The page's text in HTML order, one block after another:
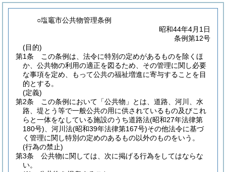
○塩竈市公共物管理条例
昭和44年4月1日
条例第12号
(目的)
第1条
この条例は、法令に特別の定めがあるものを除くほ
か、公共物の利用の適正を図るため、その管理に関し必要
な事項を定め、もって公共の福祉増進に寄与することを目
的とする。
(定義)
第2条
この条例において「公共物」とは、道路、河川、水
路、堤とう等で一般公共の用に供されているもの及びこれ
らと一体をなしている施設のうち道路法(昭和27年法律第
180号) 、河川法(昭和39年法律第167号)その他法令に基づ
く管理に関し特別の定めのあるもの以外のものをいう。
(行為の禁止)
第3条
公共物に関しては、次に掲げる行為をしてはならな
い。